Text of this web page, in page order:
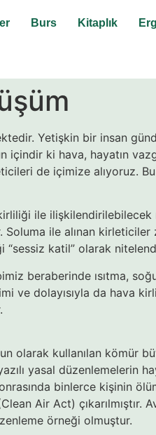
Burs Kitaplık
Yetişkin bir insan
ki hava, hayatın
de içimize alıyoruz.
ile ilişkilendirilebilecek
ile alınan kirleticiler
“sessiz katil” olarak
beraberinde ısıtma,
ve dolayısıyla da hava
olarak kullanılan kömür
yasal düzenlemelerin
binlerce kişinin
Air Act) çıkarılmıştır.
örneği olmuştur.